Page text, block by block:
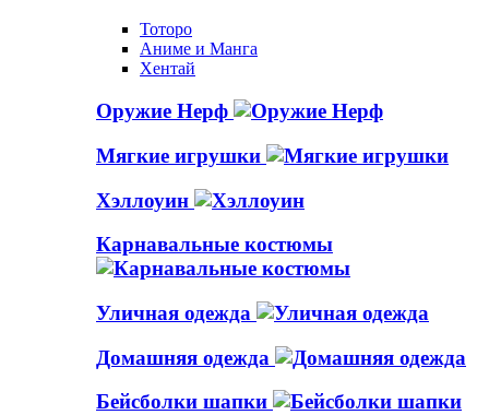
Тоторо
Аниме и Манга
Хентай
Оружие Нерф
Мягкие игрушки
Хэллоуин
Карнавальные костюмы
Уличная одежда
Домашняя одежда
Бейсболки шапки